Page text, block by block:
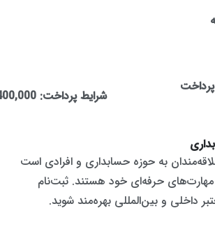
شرایط پرداخت:
به حوزه حسابداری و افرادی است
مهارت‌های حرفه‌ای خود هستند. ثبت‌نام
داخلی و بین‌المللی بهره‌مند شوید.